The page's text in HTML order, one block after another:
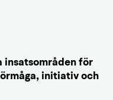
insatsområden för
initiativ och